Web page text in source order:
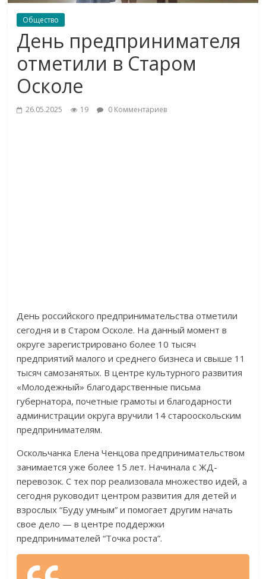
Общество
День предпринимателя
отметили в Старом
Осколе
26.05.2025 19 0 Комментариев
День российского предпринимательства отметили
сегодня и в Старом Осколе. На данный момент в
округе зарегистрировано более 10 тысяч
предприятий малого и среднего бизнеса и свыше 11
тысяч самозанятых. В центре культурного развития
«Молодежный» благодарственные письма
губернатора, почетные грамоты и благодарности
администрации округа вручили 14 старооскольским
предпринимателям.
Оскольчанка Елена Ченцова предпринимательством
занимается уже более 15 лет. Начинала с ЖД-
перевозок. С тех пор реализовала множество идей, а
сегодня руководит центром развития для детей и
взрослых “Буду умным” и помогает другим начать
свое дело — в центре поддержки
предпринимателей “Точка роста”.